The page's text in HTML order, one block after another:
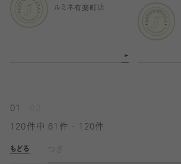
ルミネ有楽町店
01
120件中 61件 - 120件
もどる